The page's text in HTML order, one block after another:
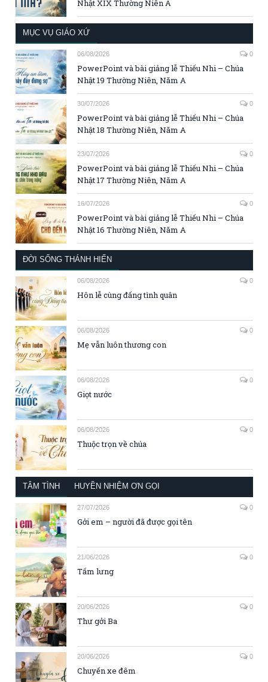
Nhật XIX Thường Niên A
MỤC VỤ GIÁO XỨ
06/08/2026 0
PowerPoint và bài giảng lễ Thiếu Nhi – Chúa
Nhật 19 Thường Niên, Năm A
30/07/2026 0
PowerPoint và bài giảng lễ Thiếu Nhi – Chúa
Nhật 18 Thường Niên, Năm A
23/07/2026 0
PowerPoint và bài giảng lễ Thiếu Nhi – Chúa
Nhật 17 Thường Niên, Năm A
16/07/2026 0
PowerPoint và bài giảng lễ Thiếu Nhi – Chúa
Nhật 16 Thường Niên, Năm A
ĐỜI SỐNG THÁNH HIẾN
06/08/2026 0
Hôn lễ cùng đấng tình quân
06/08/2026 0
Mẹ vẫn luôn thương con
06/08/2026 0
Giọt nước
06/08/2026 0
Thuộc trọn về chúa
TÂM TÌNH HUYỀN NHIỆM ƠN GỌI
27/07/2026 0
Gởi em – người đã được gọi tên
21/06/2026 0
Tấm lưng
20/06/2026 0
Thư gởi Ba
20/06/2026 0
Chuyến xe đêm